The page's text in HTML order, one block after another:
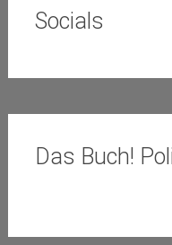
Socials
Das Buch!